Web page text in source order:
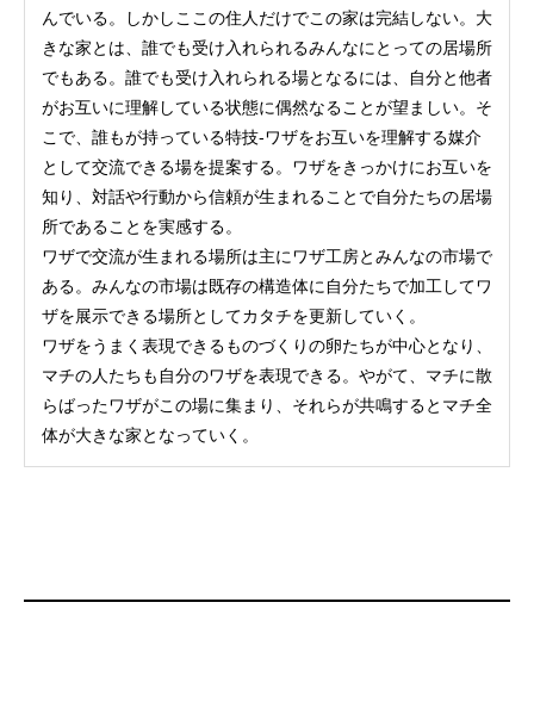
んでいる。しかしここの住人だけでこの家は完結しない。大
きな家とは、誰でも受け入れられるみんなにとっての居場所
でもある。誰でも受け入れられる場となるには、自分と他者
がお互いに理解している状態に偶然なることが望ましい。そ
こで、誰もが持っている特技-ワザをお互いを理解する媒介
として交流できる場を提案する。ワザをきっかけにお互いを
知り、対話や行動から信頼が生まれることで自分たちの居場
所であることを実感する。
ワザで交流が生まれる場所は主にワザ工房とみんなの市場で
ある。みんなの市場は既存の構造体に自分たちで加工してワ
ザを展示できる場所としてカタチを更新していく。
ワザをうまく表現できるものづくりの卵たちが中心となり、
マチの人たちも自分のワザを表現できる。やがて、マチに散
らばったワザがこの場に集まり、それらが共鳴するとマチ全
体が大きな家となっていく。